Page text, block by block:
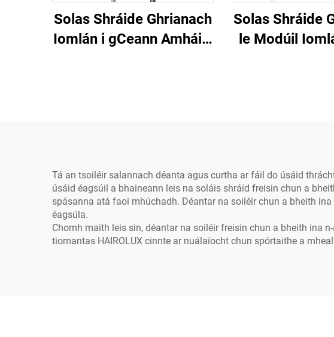
Solas Shráide Ghrianach
Iomlán i gCeann Amháin,
Solas Shráide
le Modúil
Tá an tsoiléir salannach déanta agus curtha ar fáil do úsáid
úsáid éagsúil a bhaineann leis na soláis shráid freisin chun a
spásanna atá faoi mhúchadh. Déantar na soiléir chun a bheith
éagsúla.
Chomh maith leis sin, déantar na soiléir freisin chun a bheith ina
tiomantas HAIROLUX cinnte ar nuálaíocht chun spórtaithe a